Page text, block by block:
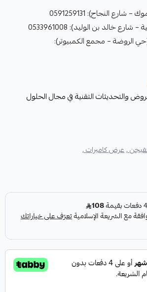
النجاح): 0591259131
خالد بن الوليد): 0533961008
– مجمع الكمبيوتر):
والتحديثات التقنية في مجال الحلول
,عرض كاميرات ,